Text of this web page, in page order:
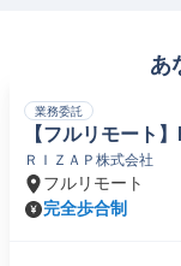
あ
業務委託
【フルリモート
ＲＩＺＡＰ株式会社
フルリモート
完全歩合制